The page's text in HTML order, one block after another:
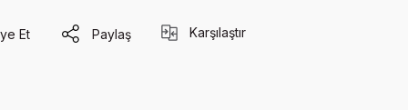
Et Paylaş Karşılaştır